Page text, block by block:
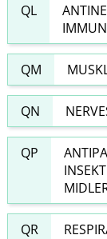
QL
QM
QN
QP
QR